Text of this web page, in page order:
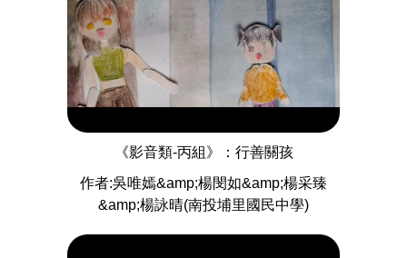
《影音類-丙組》：行善關孩
作者:吳唯嫣&amp;楊閔如&amp;楊采臻
&amp;楊詠晴(南投埔里國民中學)